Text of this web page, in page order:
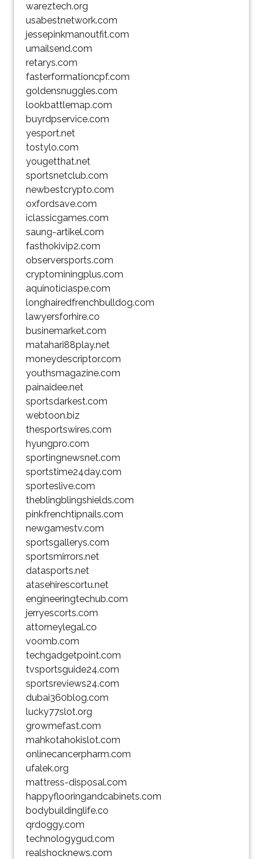
wareztech.org
usabestnetwork.com
jessepinkmanoutfit.com
umailsend.com
retarys.com
fasterformationcpf.com
goldensnuggles.com
lookbattlemap.com
buyrdpservice.com
yesport.net
tostylo.com
yougetthat.net
sportsnetclub.com
newbestcrypto.com
oxfordsave.com
iclassicgames.com
saung-artikel.com
fasthokivip2.com
observersports.com
cryptominingplus.com
aquinoticiaspe.com
longhairedfrenchbulldog.com
lawyersforhire.co
businemarket.com
matahari88play.net
moneydescriptor.com
youthsmagazine.com
painaidee.net
sportsdarkest.com
webtoon.biz
thesportswires.com
hyungpro.com
sportingnewsnet.com
sportstime24day.com
sporteslive.com
theblingblingshields.com
pinkfrenchtipnails.com
newgamestv.com
sportsgallerys.com
sportsmirrors.net
datasports.net
atasehirescortu.net
engineeringtechub.com
jerryescorts.com
attorneylegal.co
voomb.com
techgadgetpoint.com
tvsportsguide24.com
sportsreviews24.com
dubai360blog.com
lucky77slot.org
growmefast.com
mahkotahokislot.com
onlinecancerpharm.com
ufalek.org
mattress-disposal.com
happyflooringandcabinets.com
bodybuildinglife.co
qrdoggy.com
technologygud.com
realshocknews.com